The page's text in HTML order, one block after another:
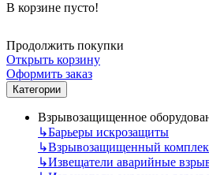
В корзине пусто!
Продолжить покупки
Открыть корзину
Оформить заказ
Категории
Взрывозащищенное
↳Барьеры искрозащиты
↳Взрывозащищенный
↳Извещатели аварийные